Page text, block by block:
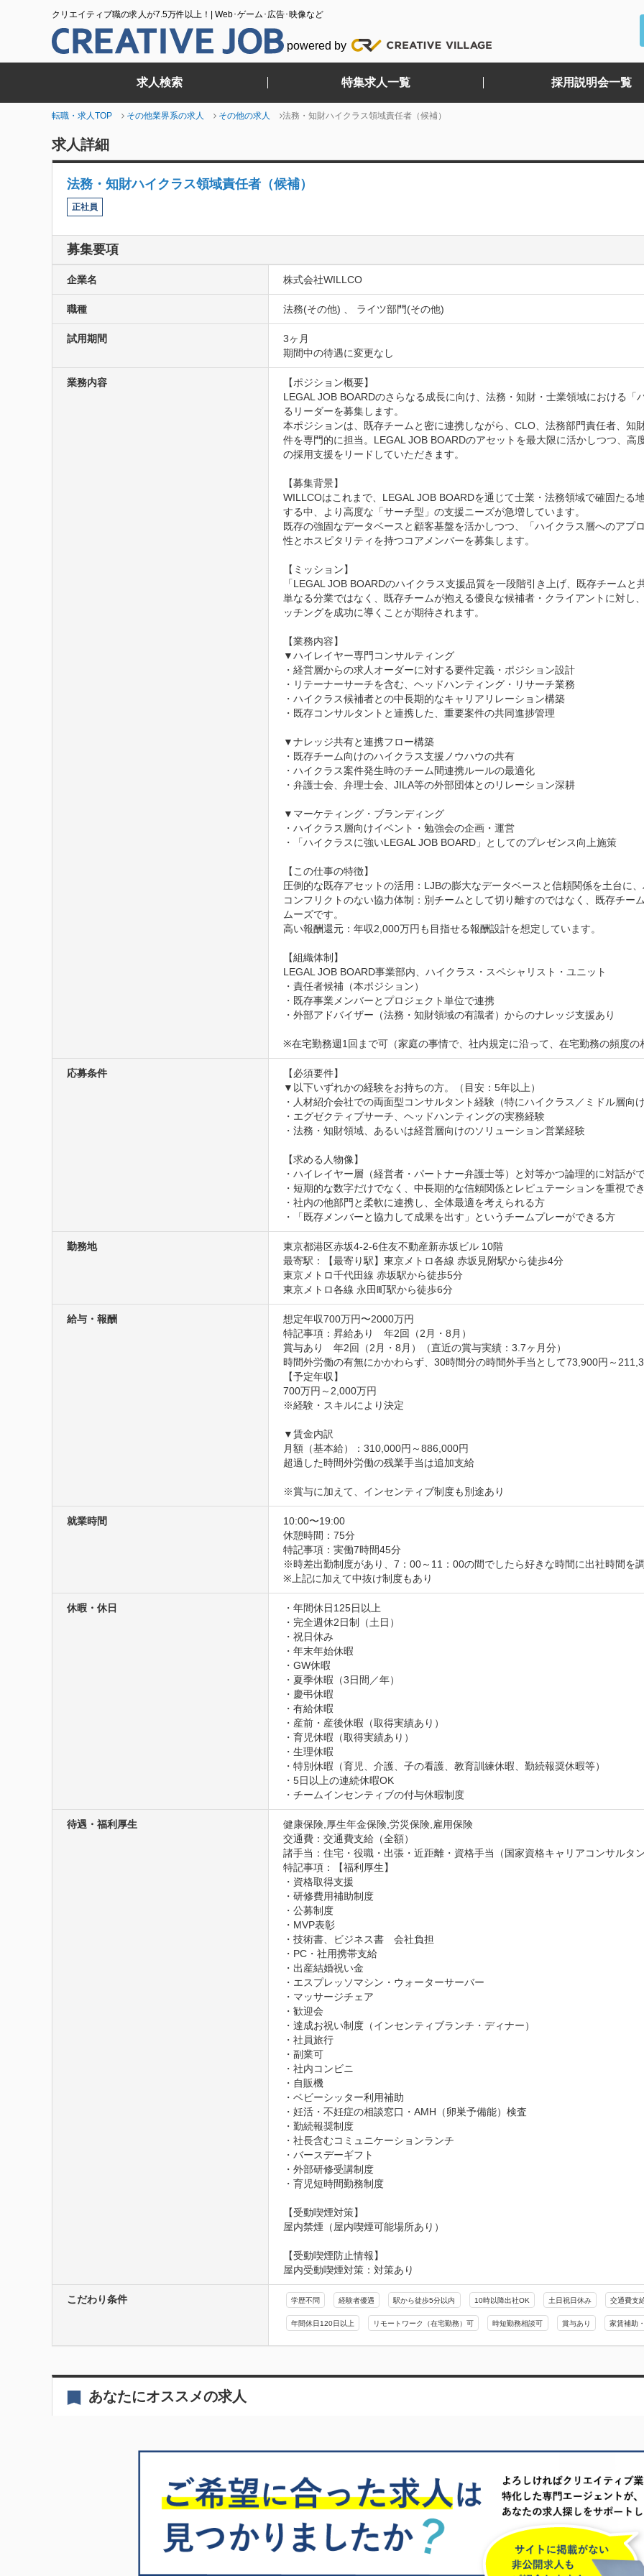
クリエイティブ職の求人が7.5万件以上！| Web･ゲーム･広告･映像など
powered by
求人検索 特集求人一覧 採用説明会一覧
転職・求人TOP その他業界系の求人 その他の求人 法務・知財ハイクラス領域責任者（候補）
求人詳細
法務・知財ハイクラス領域責任者（候補）
正社員
募集要項
企業名 株式会社WILLCO
職種 法務(その他) 、 ライツ部門(その他)
試用期間
3ヶ月
期間中の待遇に変更なし
業務内容
【ポジション概要】
LEGAL JOB BOARDのさらなる成長に向け、法務・知財・士業領域における
るリーダーを募集します。
本ポジションは、既存チームと密に連携しながら、CLO、法務部門責任者、
件を専門的に担当。LEGAL JOB BOARDのアセットを最大限に活かしつつ、
の採用支援をリードしていただきます。
【募集背景】
WILLCOはこれまで、LEGAL JOB BOARDを通じて士業・法務領域で確固たる
する中、より高度な「サーチ型」の支援ニーズが急増しています。
既存の強固なデータベースと顧客基盤を活かしつつ、「ハイクラス層へのア
性とホスピタリティを持つコアメンバーを募集します。
【ミッション】
「LEGAL JOB BOARDのハイクラス支援品質を一段階引き上げ、既存チーム
単なる分業ではなく、既存チームが抱える優良な候補者・クライアントに対し
ッチングを成功に導くことが期待されます。
【業務内容】
▼ハイレイヤー専門コンサルティング
・経営層からの求人オーダーに対する要件定義・ポジション設計
・リテーナーサーチを含む、ヘッドハンティング・リサーチ業務
・ハイクラス候補者との中長期的なキャリアリレーション構築
・既存コンサルタントと連携した、重要案件の共同進捗管理
▼ナレッジ共有と連携フロー構築
・既存チーム向けのハイクラス支援ノウハウの共有
・ハイクラス案件発生時のチーム間連携ルールの最適化
・弁護士会、弁理士会、JILA等の外部団体とのリレーション深耕
▼マーケティング・ブランディング
・ハイクラス層向けイベント・勉強会の企画・運営
・「ハイクラスに強いLEGAL JOB BOARD」としてのプレゼンス向上施策
【この仕事の特徴】
圧倒的な既存アセットの活用：LJBの膨大なデータベースと信頼関係を土台に
コンフリクトのない協力体制：別チームとして切り離すのではなく、既存チ
ムーズです。
高い報酬還元：年収2,000万円も目指せる報酬設計を想定しています。
【組織体制】
LEGAL JOB BOARD事業部内、ハイクラス・スペシャリスト・ユニット
・責任者候補（本ポジション）
・既存事業メンバーとプロジェクト単位で連携
・外部アドバイザー（法務・知財領域の有識者）からのナレッジ支援あり
※在宅勤務週1回まで可（家庭の事情で、社内規定に沿って、在宅勤務の頻度の
応募条件
【必須要件】
▼以下いずれかの経験をお持ちの方。（目安：5年以上）
・人材紹介会社での両面型コンサルタント経験（特にハイクラス／ミドル層向
・エグゼクティブサーチ、ヘッドハンティングの実務経験
・法務・知財領域、あるいは経営層向けのソリューション営業経験
【求める人物像】
・ハイレイヤー層（経営者・パートナー弁護士等）と対等かつ論理的に対話が
・短期的な数字だけでなく、中長期的な信頼関係とレピュテーションを重視で
・社内の他部門と柔軟に連携し、全体最適を考えられる方
・「既存メンバーと協力して成果を出す」というチームプレーができる方
勤務地
東京都港区赤坂4-2-6住友不動産新赤坂ビル 10階
最寄駅：【最寄り駅】東京メトロ各線 赤坂見附駅から徒歩4分
東京メトロ千代田線 赤坂駅から徒歩5分
東京メトロ各線 永田町駅から徒歩6分
給与・報酬
想定年収700万円〜2000万円
特記事項：昇給あり　年2回（2月・8月）
賞与あり　年2回（2月・8月）（直近の賞与実績：3.7ヶ月分）
時間外労働の有無にかかわらず、30時間分の時間外手当として73,900円～
【予定年収】
700万円～2,000万円
※経験・スキルにより決定
▼賃金内訳
月額（基本給）：310,000円～886,000円
超過した時間外労働の残業手当は追加支給
※賞与に加えて、インセンティブ制度も別途あり
就業時間
10:00〜19:00
休憩時間：75分
特記事項：実働7時間45分
※時差出勤制度があり、7：00～11：00の間でしたら好きな時間に出社時間を
※上記に加えて中抜け制度もあり
休暇・休日
・年間休日125日以上
・完全週休2日制（土日）
・祝日休み
・年末年始休暇
・GW休暇
・夏季休暇（3日間／年）
・慶弔休暇
・有給休暇
・産前・産後休暇（取得実績あり）
・育児休暇（取得実績あり）
・生理休暇
・特別休暇（育児、介護、子の看護、教育訓練休暇、勤続報奨休暇等）
・5日以上の連続休暇OK
・チームインセンティブの付与休暇制度
待遇・福利厚生
健康保険,厚生年金保険,労災保険,雇用保険
交通費：交通費支給（全額）
諸手当：住宅・役職・出張・近距離・資格手当（国家資格キャリアコンサルタ
特記事項：【福利厚生】
・資格取得支援
・研修費用補助制度
・公募制度
・MVP表彰
・技術書、ビジネス書　会社負担
・PC・社用携帯支給
・出産結婚祝い金
・エスプレッソマシン・ウォーターサーバー
・マッサージチェア
・歓迎会
・達成お祝い制度（インセンティブランチ・ディナー）
・社員旅行
・副業可
・社内コンビニ
・自販機
・ベビーシッター利用補助
・妊活・不妊症の相談窓口・AMH（卵巣予備能）検査
・勤続報奨制度
・社長含むコミュニケーションランチ
・バースデーギフト
・外部研修受講制度
・育児短時間勤務制度
【受動喫煙対策】
屋内禁煙（屋内喫煙可能場所あり）
【受動喫煙防止情報】
屋内受動喫煙対策：対策あり
こだわり条件 学歴不問 経験者優遇 駅から徒歩5分以内 10時以降出社OK 土日祝日休み 交通費支
年間休日120日以上 リモートワーク（在宅勤務）可 時短勤務相談可 賞与あり 家賃補助
あなたにオススメの求人